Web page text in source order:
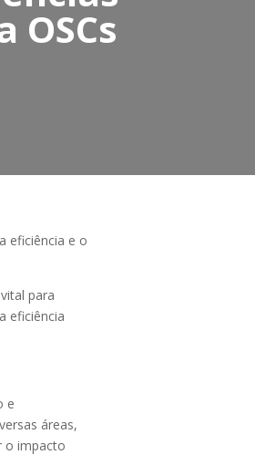
OSCs
eficiência e o
para
eficiência
e
áreas,
o impacto